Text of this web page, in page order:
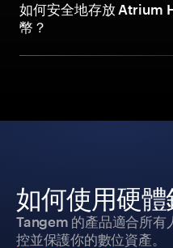
如何安全地存放 Atrium
幣？
如何使用硬
Tangem 的產品適合所有
控並保護你的數位資產。